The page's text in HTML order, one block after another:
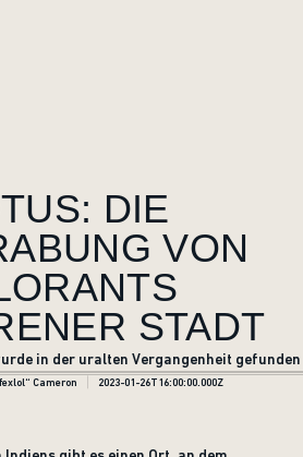
DIE
VON
STADT
in der uralten Vergangenheit gefunden
Cameron 2023-01-26T16:00:00.000Z